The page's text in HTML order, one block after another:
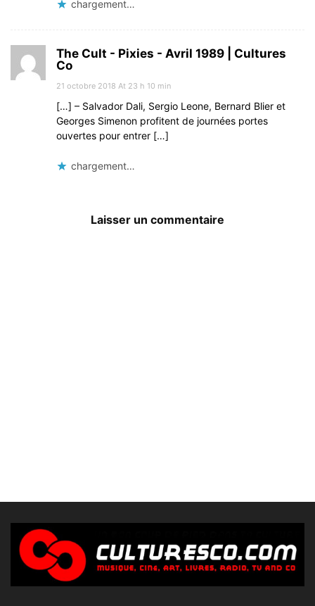
chargement…
The Cult - Pixies - Avril 1989 | Cultures
Co
21 octobre 2018 At 23 h 10 min
[…] – Salvador Dali, Sergio Leone, Bernard Blier et
Georges Simenon profitent de journées portes
ouvertes pour entrer […]
chargement…
Laisser un commentaire